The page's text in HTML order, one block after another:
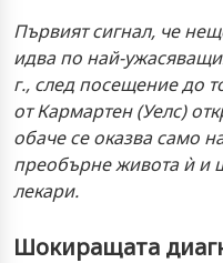
Първият сигнал, че
идва по най-
г., след посещение до
от Кармартен (Уелс)
обаче се оказва само
преобърне живота ѝ и
лекари.
Шокиращата